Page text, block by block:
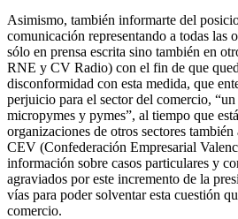
Asimismo, también informarte del
comunicación representando a todas las
sólo en prensa escrita sino también en
RNE y CV Radio) con el fin de que
disconformidad con esta medida, que
perjuicio para el sector del comercio,
micropymes y pymes”, al tiempo que
organizaciones de otros sectores
CEV (Confederación Empresarial
información sobre casos particulares y
agraviados por este incremento de la
vías para poder solventar esta cuestión
comercio.